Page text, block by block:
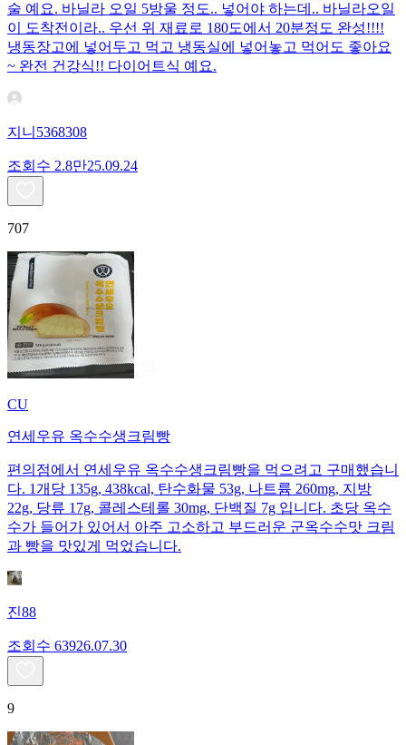
술 예요. 바닐라 오일 5방울 정도.. 넣어야 하는데.. 바닐라오일
이 도착전이라.. 우선 위 재료로 180도에서 20분정도 완성!!!!
냉동장고에 넣어두고 먹고 냉동실에 넣어놓고 먹어도 좋아요
~ 완전 건강식!! 다이어트식 예요.
지니5368308
조회수 2.8만25.09.24
707
CU
연세우유 옥수수생크림빵
편의점에서 연세우유 옥수수생크림빵을 먹으려고 구매했습니
다. 1개당 135g, 438kcal, 탄수화물 53g, 나트륨 260mg, 지방
22g, 당류 17g, 콜레스테롤 30mg, 단백질 7g 입니다. 초당 옥수
수가 들어가 있어서 아주 고소하고 부드러운 군옥수수맛 크림
과 빵을 맛있게 먹었습니다.
진88
조회수 63926.07.30
9